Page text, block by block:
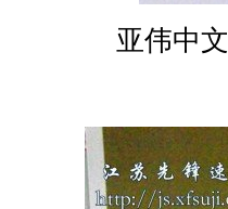
亚伟中文